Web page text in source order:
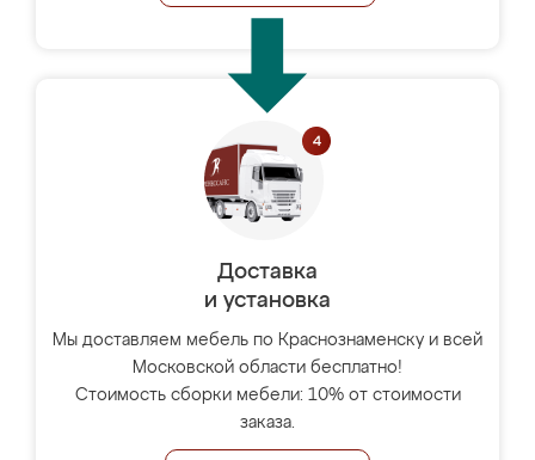
Доставка
и установка
Мы доставляем мебель по Краснознаменску и всей
Московской области бесплатно!
Стоимость сборки мебели: 10% от стоимости
заказа.